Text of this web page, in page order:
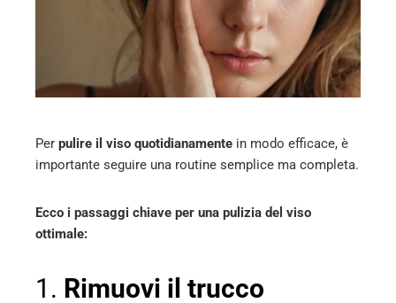
Per pulire il viso quotidianamente in modo efficace, è
importante seguire una routine semplice ma completa.
Ecco i passaggi chiave per una pulizia del viso
ottimale:
1. Rimuovi il trucco